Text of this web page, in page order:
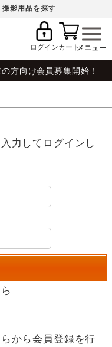
撮影用品を探す
ログインカート
方向け会員募集開始！
力してログインし
から会員登録を行